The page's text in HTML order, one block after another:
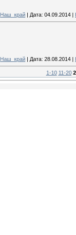
Наш_край | Дата: 04.09.2014 |
Наш_край | Дата: 28.08.2014 |
1-10 11-20